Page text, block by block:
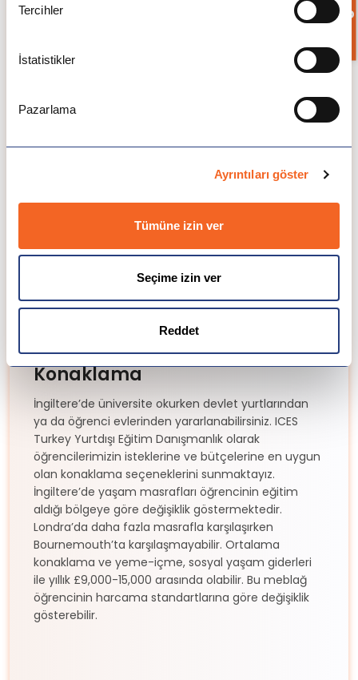
Tercihler
İstatistikler
Pazarlama
Ayrıntıları göster
Tümüne izin ver
Seçime izin ver
Reddet
Bahar
Bahar Dönemi Her yılın
Her yılın Şubat
Konaklama
İngiltere’de üniversite okurken devlet yurtlarından
ya da öğrenci evlerinden yararlanabilirsiniz. ICES
Turkey Yurtdışı Eğitim Danışmanlık olarak
öğrencilerimizin isteklerine ve bütçelerine en uygun
olan konaklama seçeneklerini sunmaktayız.
İngiltere’de yaşam masrafları öğrencinin eğitim
aldığı bölgeye göre değişiklik göstermektedir.
Londra’da daha fazla masrafla karşılaşırken
Bournemouth’ta karşılaşmayabilir. Ortalama
konaklama ve yeme-içme, sosyal yaşam giderleri
ile yıllık £9,000-15,000 arasında olabilir. Bu meblağ
öğrencinin harcama standartlarına göre değişiklik
gösterebilir.